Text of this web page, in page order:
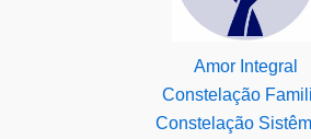
Amor Integral
Constelação
Constelação